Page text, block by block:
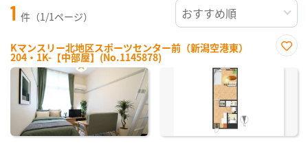
1 件（1/1ページ）
Kマンスリー北地区スポーツセンター前（新潟空港東）
204・1K-【中部屋】(No.1145878)
に入